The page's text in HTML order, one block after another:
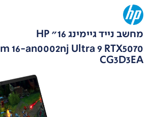
מחשב נייד גיימינג 16" HP
16-an0002nj Ultra 9 RTX5070
CG3D3EA